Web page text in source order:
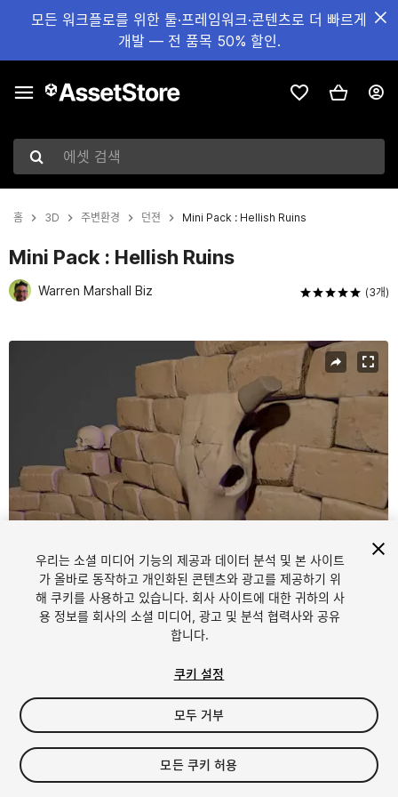
모든 워크플로를 위한 툴·프레임워크·콘텐츠로 더 빠르게
개발 — 전 품목 50% 할인.
에셋 검색
홈 3D 주변환경 던젼 Mini Pack : Hellish Ruins
Mini Pack : Hellish Ruins
Warren Marshall Biz (3개)
/7
$6.99
우리는 소셜 미디어 기능의 제공과 데이터 분석 및 본 사이트
가 올바로 동작하고 개인화된 콘텐츠와 광고를 제공하기 위
해 쿠키를 사용하고 있습니다. 회사 사이트에 대한 귀하의 사
용 정보를 회사의 소셜 미디어, 광고 및 분석 협력사와 공유
합니다.
쿠키 설정
모두 거부
모든 쿠키 허용